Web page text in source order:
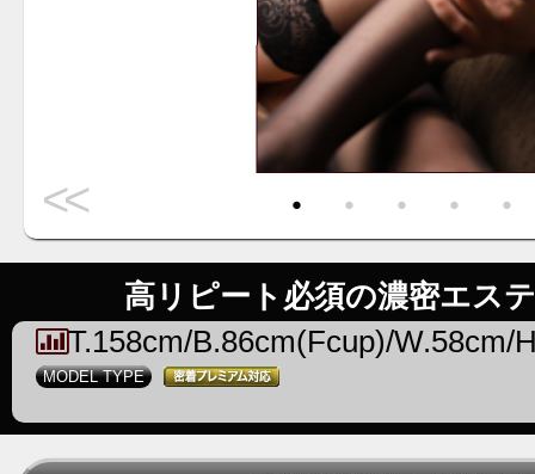
<< ・ ・ ・ ・ ・
高リピート必須の濃密エス
T.158cm/B.86cm(Fcup)/W.58cm/
MODEL TYPE